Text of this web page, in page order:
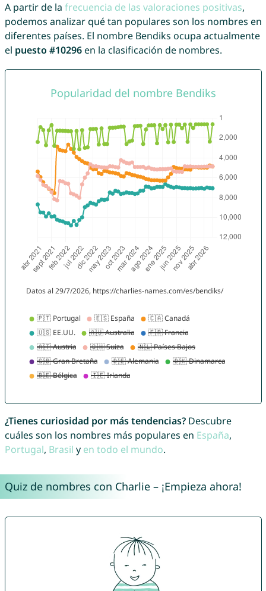
A partir de la frecuencia de las valoraciones positivas,
podemos analizar qué tan populares son los nombres en
diferentes países. El nombre Bendiks ocupa actualmente
el puesto #10296en la clasificación de nombres.
¿Tienes curiosidad por más tendencias?Descubre
cuáles son los nombres más populares en España,
Portugal, Brasil y en todo el mundo.
Quiz de nombres con Charlie – ¡Empieza ahora!